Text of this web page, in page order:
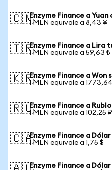
🇨🇳Enzyme Finance a Yuan
1 MLN equivale a 8,43 ¥
🇹🇷Enzyme Finance a Lira
1 MLN equivale a 59,63 ₺
🇰🇷Enzyme Finance a Won
1 MLN equivale a
🇷🇺Enzyme Finance a
1 MLN equivale a 102,25 ₽
🇨🇦Enzyme Finance a
1 MLN equivale a 1,75 $
Enzyme Finance a